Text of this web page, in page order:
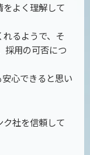
よく理解して
るようで、そ
採用の可否につ
心できると思い
社を信頼して